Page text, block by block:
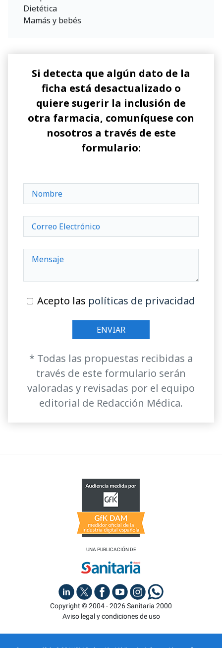
Dietética
Mamás y bebés
Si detecta que algún dato de la
ficha está desactualizado o
quiere sugerir la inclusión de
otra farmacia, comuníquese con
nosotros a través de este
formulario:
Acepto las políticas de privacidad
* Todas las propuestas recibidas a
través de este formulario serán
valoradas y revisadas por el equipo
editorial de Redacción Médica.
UNA PUBLICACIÓN DE
Copyright © 2004 - 2026 Sanitaria 2000
Aviso legal y condiciones de uso